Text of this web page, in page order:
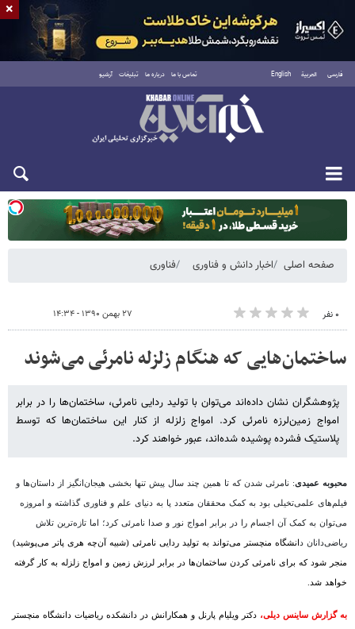
فارسی العربية English تماس با ما درباره ما تبلیغات آرشیو
یکشنبه ۱۸ مرداد ۱۴۰۵
صفحه اصلی اخبار دانش و فناوری فناوری
۰ نفر ۲۷ بهمن ۱۳۹۰ - ۱۴:۳۴
ساختمان‌هایی که هنگام زلزله نامرئی می‌شوند
پژوهشگران نشان داده‌اند می‌توان با تولید ردایی نامرئی، ساختمان‌ها را در برابر
امواج زمین‌لرزه نامرئی کرد. امواج زلزله از کنار این ساختمان‌ها که توسط
پلاستیک فشرده پوشیده شده‌اند، عبور خواهند کرد.
محبوبه عمیدی: نامرئی شدن که تا همین چند سال پیش تنها بخشی هیجان‌انگیز از داستان‌ها و
فیلم‌های علمی‌تخیلی بود به کمک محققان متعدد پا به دنیای علم و فناوری گذاشته و امروزه
می‌توان به کمک آن اجسام را در برابر امواج نور و صدا نامرئی کرد؛ اما تازه‌ترین تلاش
ریاضی‌دانان د انشگاه منچستر می‌تواند به تولید ردایی نامرئی (شبیه آن‌چه هری پاتر می‌پوشید)
منجر شود که برای نامرئی کردن ساختمان‌ها در برابر لرزش زمین و امواج زلزله به کار گرفته
خواهد شد.
به گزارش ساینس دیلی، دکتر ویلیام پارنل و همکارانش در دانشکده ریاضیات دانشگاه منچستر
×